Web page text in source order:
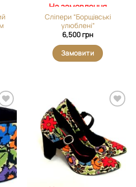
На замовлення
Сліпери “Борщівські
улюблені”
6,500 грн
Замовити
у